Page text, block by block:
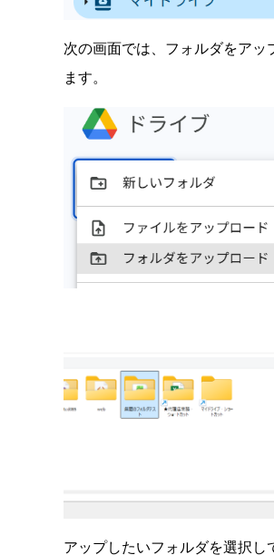
次の画面では、フォルダをアッ
ます。
アップしたいフォルダを選択し